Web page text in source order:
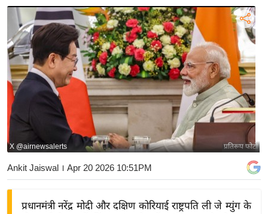
रा
ष्ट्री
य
अं
त
र्रा
ष्ट्री
बि
ज़
ने
प्रतिरूप फोटो
X @airnewsalerts
Ankit Jaiswal । Apr 20 2026 10:51PM
प्रधानमंत्री नरेंद्र मोदी और दक्षिण कोरियाई राष्ट्रपति ली जे म्युंग के